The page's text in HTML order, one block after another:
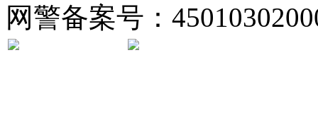
网警备案号：